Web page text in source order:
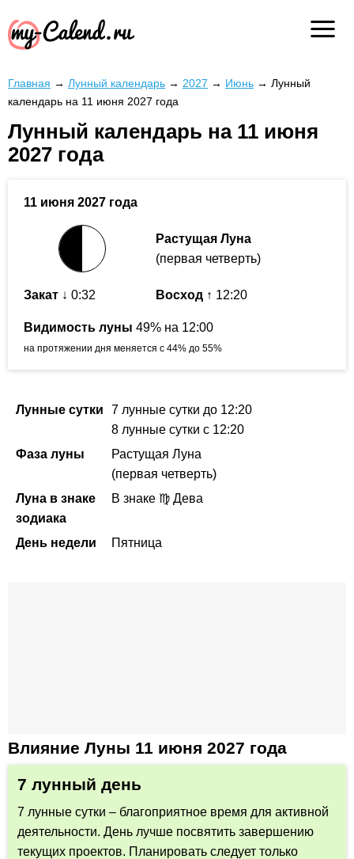
Главная → Лунный календарь → 2027 → Июнь → Лунный
календарь на 11 июня 2027 года
Лунный календарь на 11 июня
2027 года
11 июня 2027 года
Растущая Луна
(первая четверть)
Закат ↓ 0:32 Восход ↑ 12:20
Видимость луны 49% на 12:00
на протяжении дня меняется с 44% до 55%
Лунные сутки 7 лунные сутки до 12:20
8 лунные сутки с 12:20
Фаза луны
Растущая Луна
(первая четверть)
Луна в знаке
зодиака
В знаке ♍ Дева
День недели Пятница
Влияние Луны 11 июня 2027 года
7 лунный день
7 лунные сутки – благоприятное время для активной
деятельности. День лучше посвятить завершению
текущих проектов. Планировать следует только